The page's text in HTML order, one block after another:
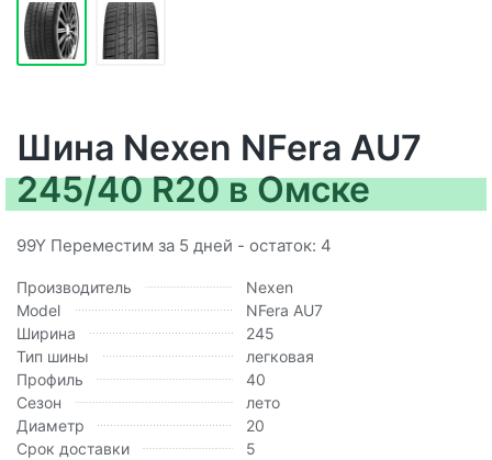
Шина Nexen NFera AU7
245/40 R20 в Омске
99Y Переместим за 5 дней - остаток: 4
Производитель
Nexen
Model
NFera AU7
Ширина
245
Тип шины
легковая
Профиль
40
Сезон
лето
Диаметр
20
Срок доставки
5